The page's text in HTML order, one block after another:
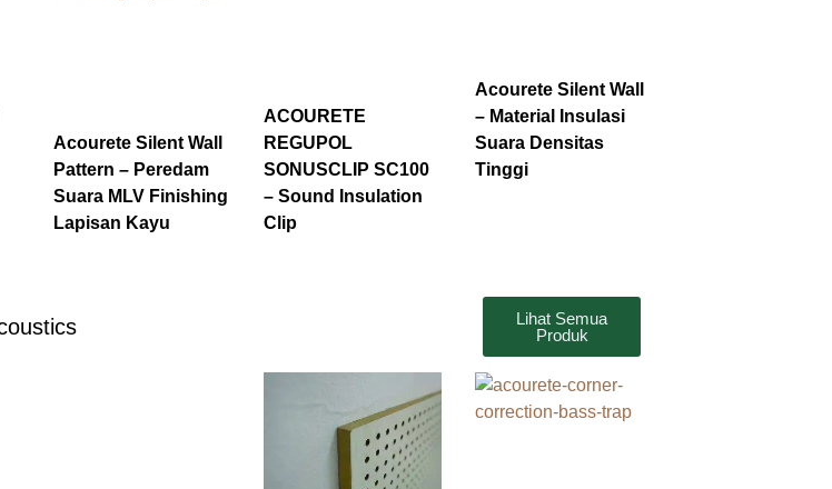
Acourete Silent Wall
Pattern – Peredam
Suara MLV Finishing
Lapisan Kayu
ACOURETE
REGUPOL
SONUSCLIP SC100
– Sound Insulation
Clip
Acourete Silent Wall
– Material Insulasi
Suara Densitas
Tinggi
Lihat Semua
Produk